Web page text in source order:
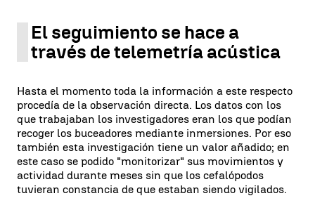
El seguimiento se hace a
través de telemetría acústica
Hasta el momento toda la información a este respecto
procedía de la observación directa. Los datos con los
que trabajaban los investigadores eran los que podían
recoger los buceadores mediante inmersiones. Por eso
también esta investigación tiene un valor añadido; en
este caso se podido "monitorizar" sus movimientos y
actividad durante meses sin que los cefalópodos
tuvieran constancia de que estaban siendo vigilados.